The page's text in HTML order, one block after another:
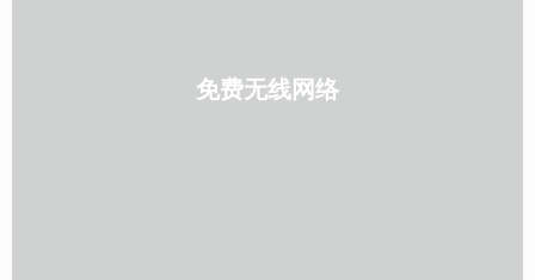
免费无线网络